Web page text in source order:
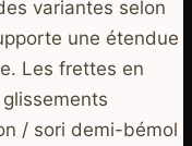
variantes selon
une étendue
Les frettes en
/ sori demi-bémol